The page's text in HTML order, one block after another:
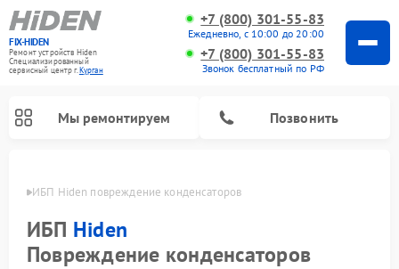
FIX-HIDEN
Ремонт устройств Hiden
Специализированный
cервисный центр г.Курган
+7 (800) 301-55-83
Ежедневно, с 10:00 до 20:00
+7 (800) 301-55-83
Звонок бесплатный по РФ
Мы ремонтируем Позвонить
ИБП Hiden повреждение конденсаторов
ИБП Hiden
Повреждение конденсаторов